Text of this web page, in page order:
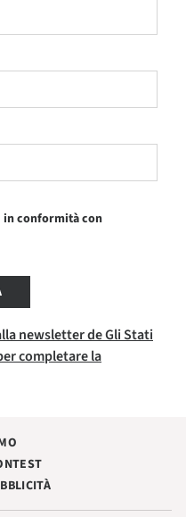
in conformità con
newsletter de Gli Stati
completare la